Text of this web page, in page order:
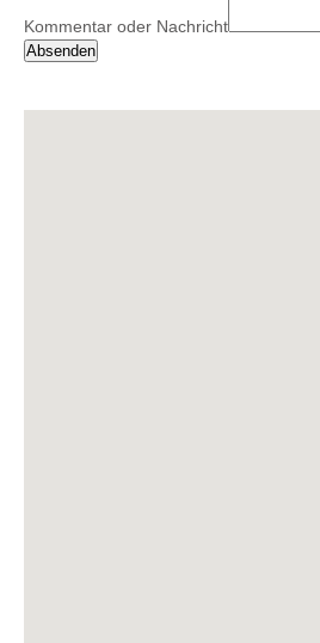
Kommentar oder Nachricht
Absenden